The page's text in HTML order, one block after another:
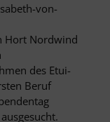
von-
Hort Nordwind
des Etui-
Beruf